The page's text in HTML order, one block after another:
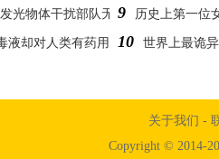
光物体干扰部队无线电话
液却对人类有药用功效
9 历史上第一位
10 世界上最诡
关于我们 -
Copyright © 2014-